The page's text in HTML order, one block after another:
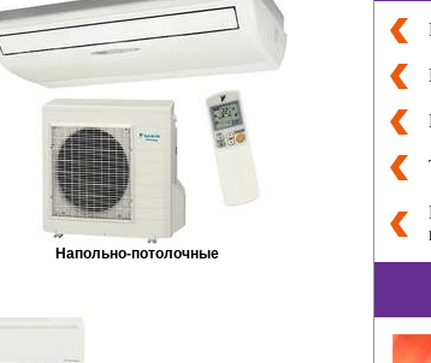
Напольно-потолочные